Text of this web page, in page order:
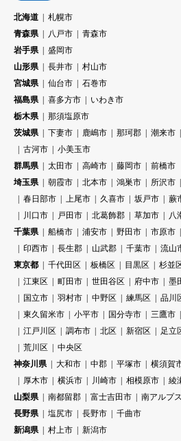
北海道
札幌市
青森県
八戸市
青森市
岩手県
盛岡市
山形県
長井市
村山市
宮城県
仙台市
石巻市
福島県
喜多方市
いわき市
栃木県
那須塩原市
茨城県
下妻市 鹿嶋市 那珂郡 潮来市
古河市
小美玉市
群馬県
太田市 高崎市 藤岡市
前橋市
埼玉県
朝霞市 北本市 鴻巣市 所沢市
春日部市
上尾市 久喜市 坂戸市 蕨
川口市
戸田市 北葛飾郡 草加市
八
千葉県
船橋市 浦安市 野田市 市原市
印西市
長生郡 山武郡 千葉市 流山
東京都
千代田区 板橋区 目黒区 杉並
江東区
町田市 世田谷区 府中市 墨
国立市
羽村市 中野区 練馬区 品川
東久留米市
小平市 国分寺市 三鷹市
江戸川区
調布市 北区 新宿区 足立
荒川区
中央区
神奈川県
大和市 中郡 平塚市 横須賀
厚木市
横浜市 川崎市 相模原市 綾
山梨県
南都留郡 富士吉田市 南アルプ
長野県
塩尻市 長野市
千曲市
新潟県
村上市
新潟市